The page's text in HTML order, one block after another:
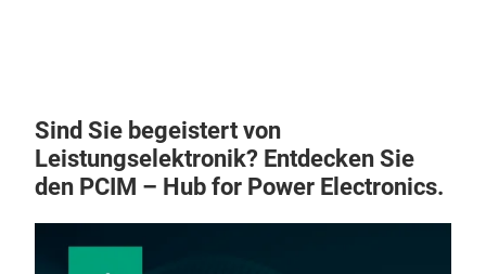
Sind Sie begeistert von
Leistungselektronik? Entdecken Sie
den PCIM – Hub for Power Electronics.